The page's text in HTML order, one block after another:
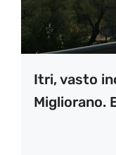
Itri, vasto
Migliorano.